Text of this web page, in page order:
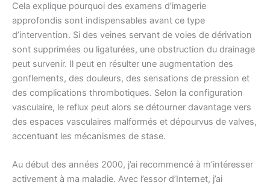
Cela explique pourquoi des examens d’imagerie
approfondis sont indispensables avant ce type
d’intervention. Si des veines servant de voies de dérivation
sont supprimées ou ligaturées, une obstruction du drainage
peut survenir. Il peut en résulter une augmentation des
gonflements, des douleurs, des sensations de pression et
des complications thrombotiques. Selon la configuration
vasculaire, le reflux peut alors se détourner davantage vers
des espaces vasculaires malformés et dépourvus de valves,
accentuant les mécanismes de stase.
Au début des années 2000, j’ai recommencé à m’intéresser
activement à ma maladie. Avec l’essor d’Internet, j’ai